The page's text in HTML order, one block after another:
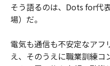
そう語るのは、Dots for代
場）だ。
電気も通信も不安定なア
え、そのうえに職業訓練コ